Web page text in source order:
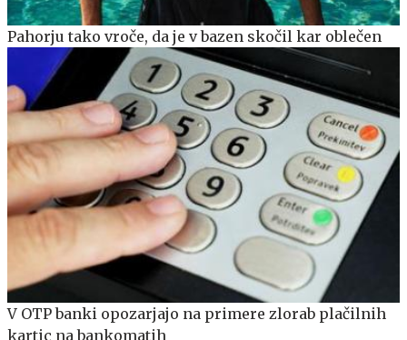
Pahorju tako vroče, da je v bazen skočil kar oblečen
V OTP banki opozarjajo na primere zlorab plačilnih
kartic na bankomatih